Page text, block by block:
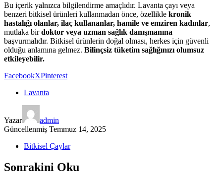
Bu içerik yalnızca bilgilendirme amaçlıdır. Lavanta çayı veya
benzeri bitkisel ürünleri kullanmadan önce, özellikle kronik
hastalığı olanlar, ilaç kullananlar, hamile ve emziren kadınlar,
mutlaka birdoktor veya uzman sağlık danışmanına
başvurmalıdır. Bitkisel ürünlerin doğal olması, herkes için güvenli
olduğu anlamına gelmez. Bilinçsiz tüketim sağlığınızı olumsuz
etkileyebilir.
FacebookXPinterest
Lavanta
Yazar
admin
Güncellenmiş Temmuz 14, 2025
Bitkisel Çaylar
Sonrakini Oku